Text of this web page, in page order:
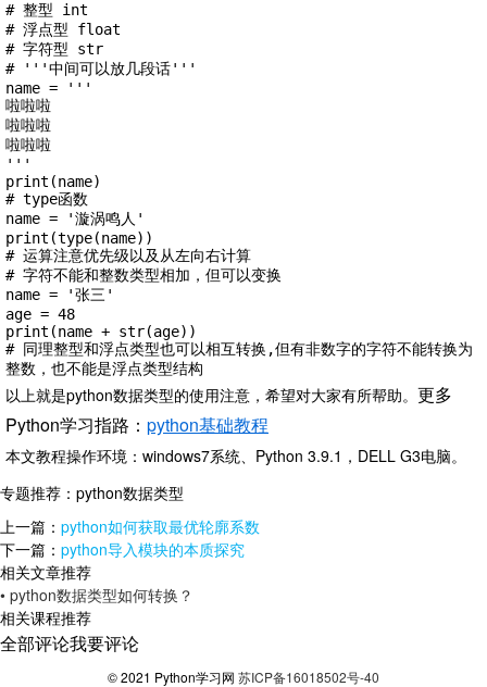
# 整型 int
# 浮点型 float
# 字符型 str
# '''中间可以放几段话'''
name = '''
啦啦啦
啦啦啦
啦啦啦
'''
print(name)
# type函数
name = '漩涡鸣人'
print(type(name))
# 运算注意优先级以及从左向右计算
# 字符不能和整数类型相加，但可以变换
name = '张三'
age = 48
print(name + str(age))
# 同理整型和浮点类型也可以相互转换,但有非数字的字符不能转换为
整数，也不能是浮点类型结构
以上就是python数据类型的使用注意，希望对大家有所帮助。 更多
Python学习指路： python基础教程
本文教程操作环境：windows7系统、Python 3.9.1，DELL G3电脑。
专题推荐： python数据类型
上一篇： python如何获取最优轮廓系数
下一篇： python导入模块的本质探究
相关文章推荐
• python数据类型如何转换？
相关课程推荐
全部评论我要评论
© 2021 Python学习网 苏ICP备16018502号-40